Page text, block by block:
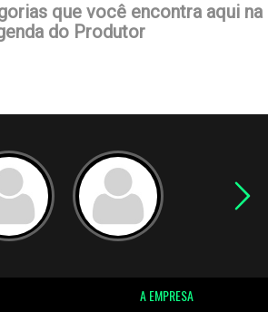
que você encontra aqui na
do Produtor
A EMPRESA